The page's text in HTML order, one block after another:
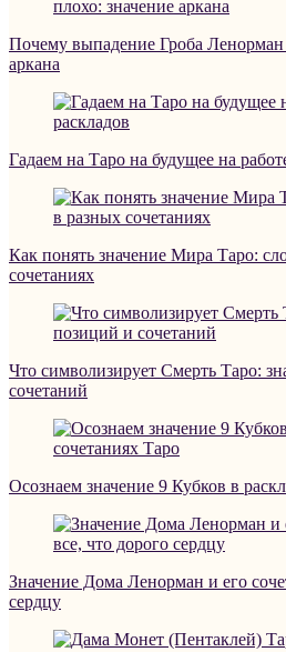
Почему выпадение Гроба Ленорман
аркана
Гадаем на Таро на будущее на
Как понять значение Мира Таро:
сочетаниях
Что символизирует Смерть Таро:
сочетаний
Осознаем значение 9 Кубков в
Значение Дома Ленорман и его
сердцу